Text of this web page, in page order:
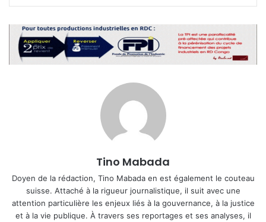
Tino Mabada
Doyen de la rédaction, Tino Mabada en est également le couteau
suisse. Attaché à la rigueur journalistique, il suit avec une
attention particulière les enjeux liés à la gouvernance, à la justice
et à la vie publique. À travers ses reportages et ses analyses, il